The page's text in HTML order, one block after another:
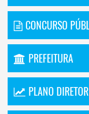
CONCURSO
PREFEITURA
PLANO DIRETOR